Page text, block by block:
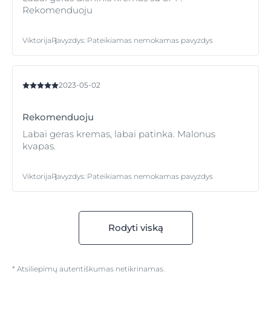
Rekomenduoju
ViktorijaPavyzdys: Pateikiamas nemokamas pavyzdys
2023-05-02
Rekomenduoju
Labai geras kremas, labai patinka. Malonus
kvapas.
ViktorijaPavyzdys: Pateikiamas nemokamas pavyzdys
Rodyti viską
* Atsiliepimų autentiškumas netikrinamas.